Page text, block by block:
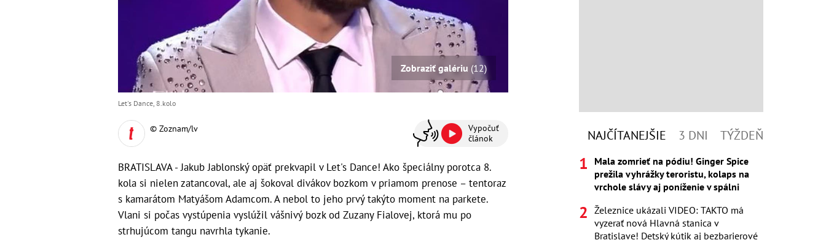
Zobraziť galériu (12)
Let's Dance, 8.kolo
© Zoznam/lv
Vypočuť
článok
BRATISLAVA - Jakub Jablonský opäť prekvapil v Let's Dance! Ako špeciálny porotca 8.
kola si nielen zatancoval, ale aj šokoval divákov bozkom v priamom prenose – tentoraz
s kamarátom Matyášom Adamcom. A nebol to jeho prvý takýto moment na parkete.
Vlani si počas vystúpenia vyslúžil vášnivý bozk od Zuzany Fialovej, ktorá mu po
strhujúcom tangu navrhla tykanie.
NAJČÍTANEJŠIE 3 DNI TÝŽDEŇ
Mala zomrieť na pódiu! Ginger Spice
prežila vyhrážky teroristu, kolaps na
vrchole slávy aj poníženie v spálni
Železnice ukázali VIDEO: TAKTO má
vyzerať nová Hlavná stanica v
Bratislave! Detský kútik aj bezbarierové